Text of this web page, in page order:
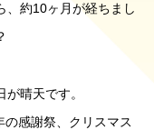
、約10ヶ月が経ちまし
晴天です。
感謝祭、クリスマス